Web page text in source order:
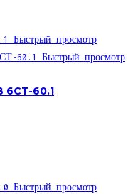
Быстрый просмотр
Быстрый просмотр
6СТ-60.1
Быстрый просмотр